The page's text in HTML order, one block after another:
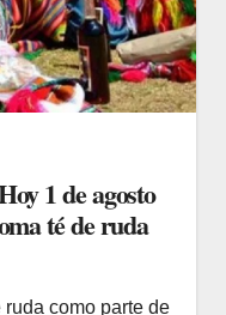
1 de agosto
té de ruda
ruda como parte de